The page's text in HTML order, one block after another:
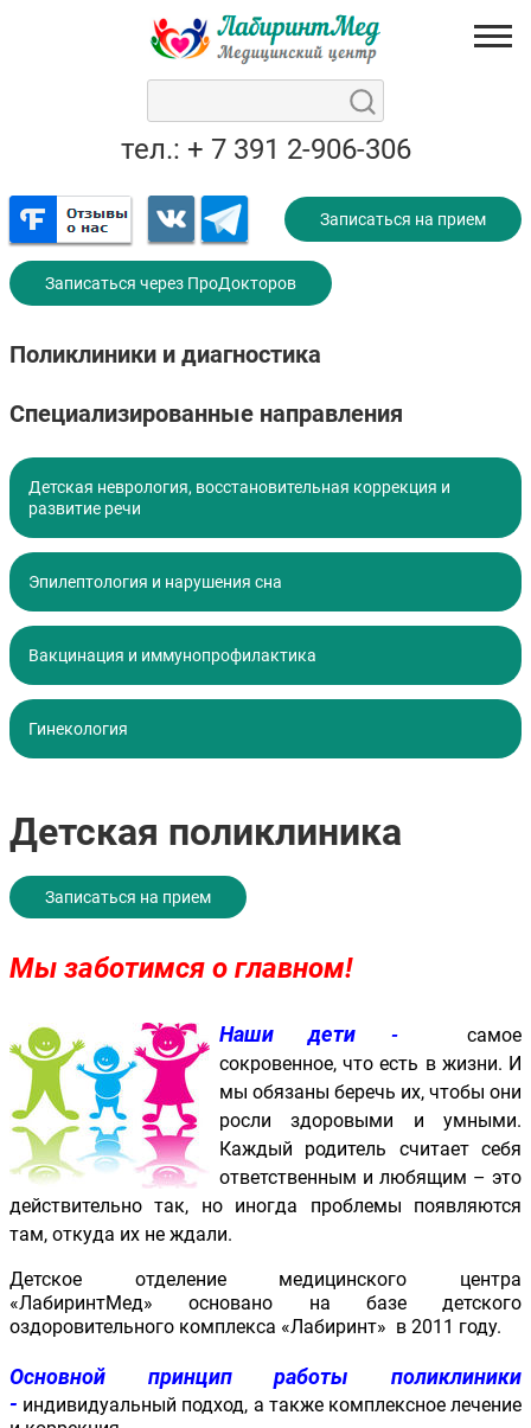
тел.: + 7 391 2-906-306
Записаться на прием
Записаться через ПроДокторов
Поликлиники и диагностика
Специализированные направления
Детская неврология, восстановительная коррекция и
развитие речи
Эпилептология и нарушения сна
Вакцинация и иммунопрофилактика
Гинекология
Детская поликлиника
Записаться на прием
Мы заботимся о главном!
Наши дети -
самое
сокровенное, что есть в жизни. И
мы обязаны беречь их, чтобы они
росли здоровыми и умными.
Каждый родитель считает себя
ответственным и любящим – это
действительно так, но иногда проблемы появляются
там, откуда их не ждали.
Детское отделение медицинского центра
«ЛабиринтМед» основано на базе детского
оздоровительного комплекса «Лабиринт» в 2011 году.
Основной принцип работы поликлиники
- индивидуальный подход, а также комплексное лечение